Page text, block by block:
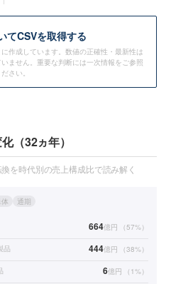
てCSVを取得する
作成しています。数値の正確性・最新性は
ません。重要な判断には一次情報をご参照
ださい。
（32ヵ年）
を時代別の売上構成比で読み解く
通期
664億円 （57%）
品 444億円 （38%）
6億円 （ 1%）